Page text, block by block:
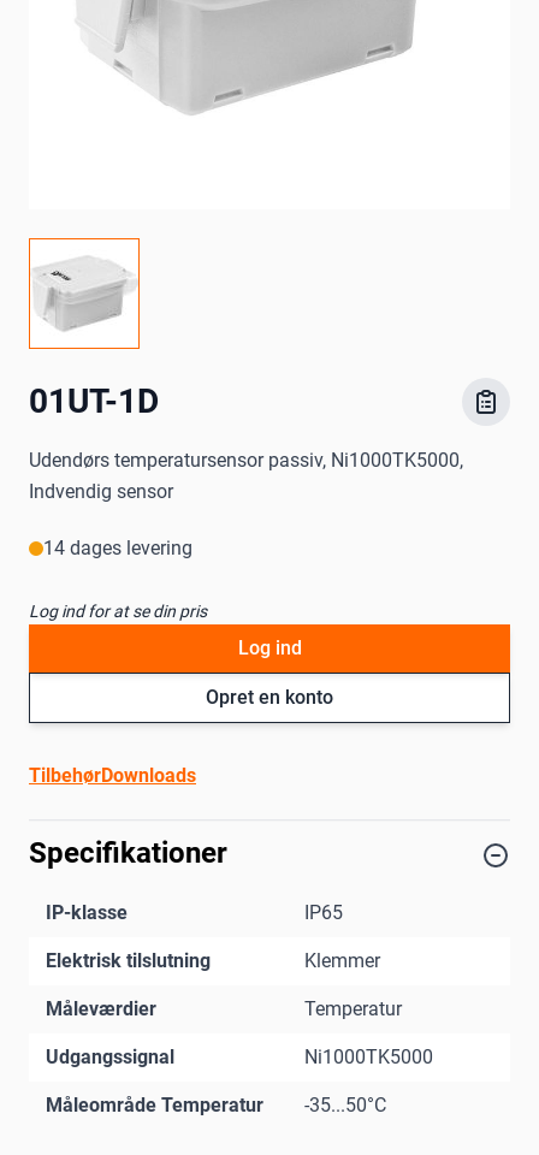
01UT-1D
Udendørs temperatursensor passiv, Ni1000TK5000,
Indvendig sensor
14 dages levering
Log ind for at se din pris
Opret en konto
Log ind
TilbehørDownloads
Specifikationer
IP-klasse IP65
Elektrisk tilslutning Klemmer
Måleværdier Temperatur
Udgangssignal Ni1000TK5000
Måleområde Temperatur -35...50°C